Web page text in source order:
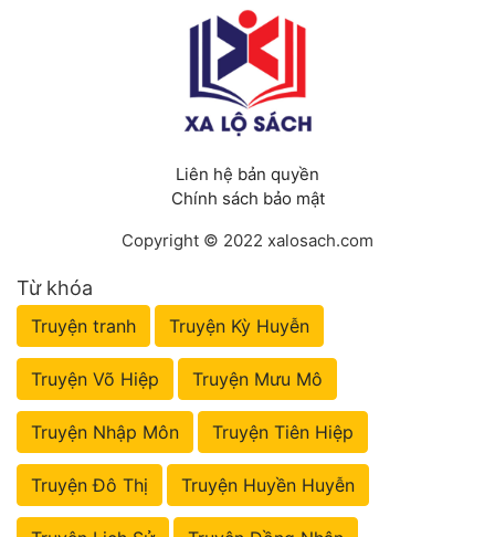
Liên hệ bản quyền
Chính sách bảo mật
Copyright © 2022 xalosach.com
Từ khóa
Truyện tranh Truyện Kỳ Huyễn
Truyện Võ Hiệp Truyện Mưu Mô
Truyện Nhập Môn Truyện Tiên Hiệp
Truyện Đô Thị Truyện Huyền Huyễn